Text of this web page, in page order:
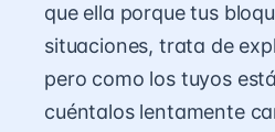
que ella porque tus
situaciones, trata de
pero como los tuyos
cuéntalos lentamente